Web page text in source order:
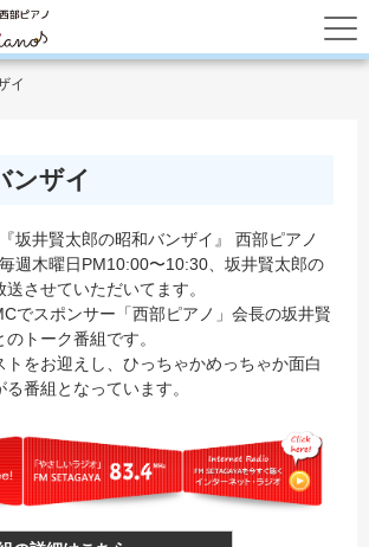
あなたのパートナーの西部ピアノでは調
イ
ンザイ
坂井賢太郎の昭和バンザイ』 西部ピアノ
週木曜日PM10:00〜10:30、坂井賢太郎の
させていただいてます。
でスポンサー「西部ピアノ」会長の坂井賢
トーク番組です。
をお迎えし、 ひっちゃかめっちゃか面白
る番組 となっています。